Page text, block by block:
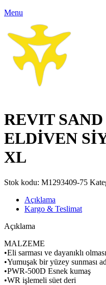
Menu
REVIT SAND
ELDİVEN
XL
Stok kodu: M1293409-75
Açıklama
Kargo & Teslimat
Açıklama
MALZEME
•Eli sarması ve dayanıklı
•Yumuşak bir yüzey sunması
•PWR-500D Esnek kumaş
•WR işlemeli süet deri